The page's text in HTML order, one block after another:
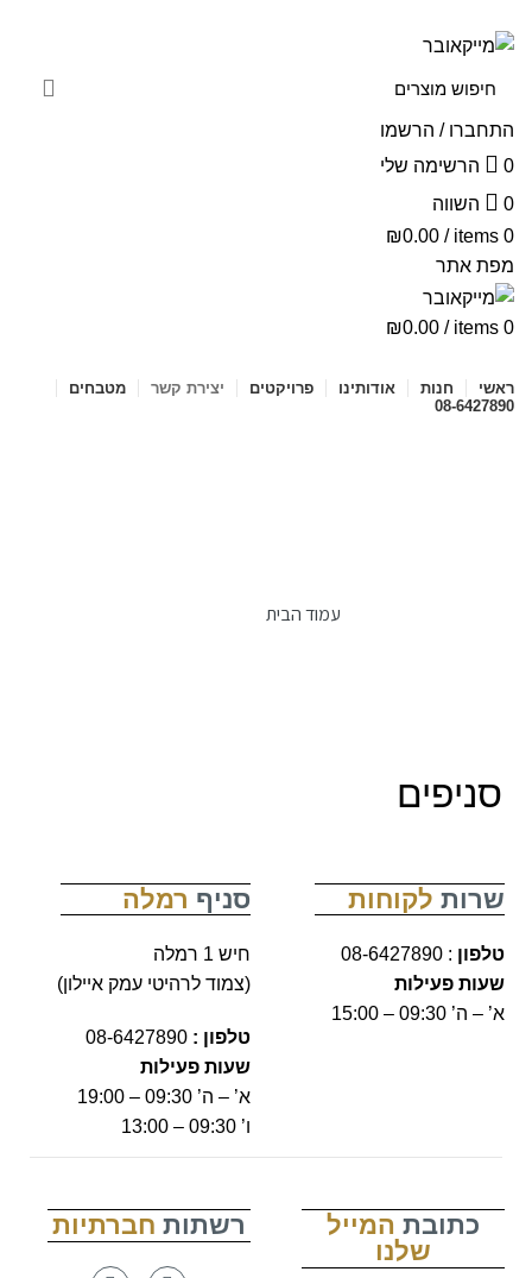
התחברו / הרשמו
0
הרשימה שלי
0
השווה
0
items
/
₪0.00
מפת אתר
0
items
/
₪0.00
ראשי חנות אודותינו פרויקטים יצירת קשר
מטבחים
08-6427890
עמוד הבית
סניפים
שרותלקוחות
טלפון : 08-6427890
שעות פעילות
א’ – ה’ 09:30 – 15:00
סניף רמלה
חיש 1 רמלה
(צמוד לרהיטי עמק איילון)
טלפון : 08-6427890
שעות פעילות
א’ – ה’ 09:30 – 19:00
ו’ 09:30 – 13:00
כתובת המייל
שלנו
רשתות חברתיות